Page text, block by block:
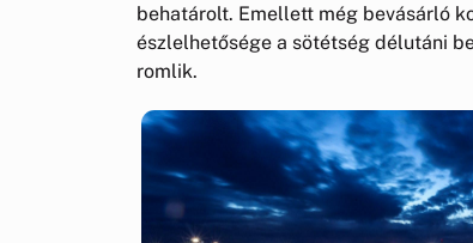
behatárolt. Emellett még bevásárló
észlelhetősége a sötétség délutáni
romlik.